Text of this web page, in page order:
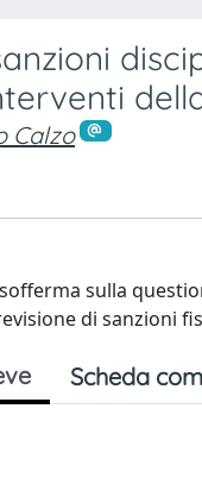
Calzo
sulla
di sanzioni
Scheda